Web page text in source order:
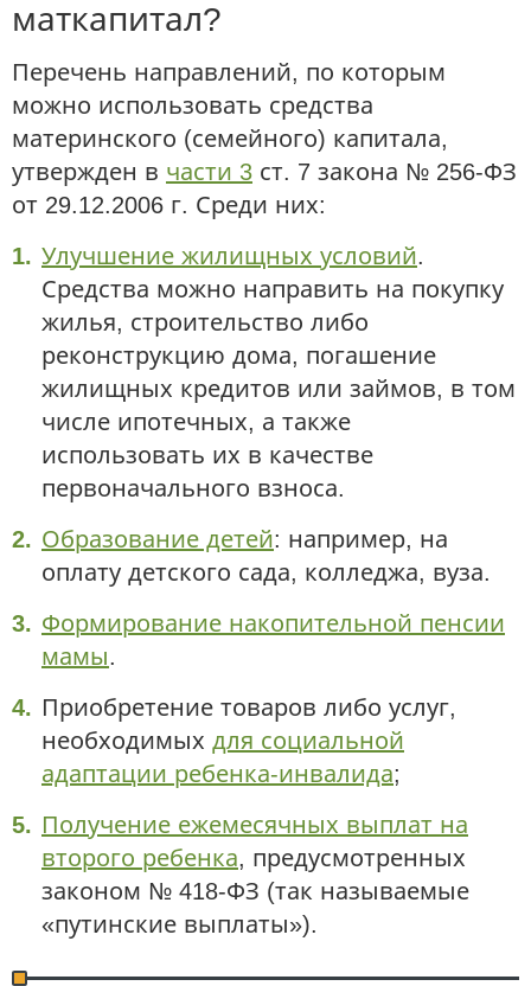
маткапитал?
Перечень направлений, по которым
можно использовать средства
материнского (семейного) капитала,
утвержден в части 3 ст. 7 закона № 256-ФЗ
от 29.12.2006 г. Среди них:
Улучшение жилищных условий.
Средства можно направить на покупку
жилья, строительство либо
реконструкцию дома, погашение
жилищных кредитов или займов, в том
числе ипотечных, а также
использовать их в качестве
первоначального взноса.
Образование детей: например, на
оплату детского сада, колледжа, вуза.
Формирование накопительной пенсии
мамы.
Приобретение товаров либо услуг,
необходимых для социальной
адаптации ребенка-инвалида;
Получение ежемесячных выплат на
второго ребенка, предусмотренных
законом № 418-ФЗ (так называемые
«путинские выплаты»).